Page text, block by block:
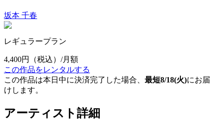
坂本 千春
レギュラープラン
4,400円
（税込）/月額
この作品をレンタルする
この作品は本日中に決済完了した場合、 最短8/18(火)にお届
けします。
アーティスト詳細